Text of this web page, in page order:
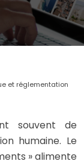
et réglementation
souvent de
humaine. Le
» alimente